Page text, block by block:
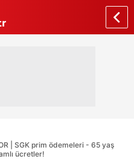
| SGK prim ödemeleri - 65 yaş
ücretler!